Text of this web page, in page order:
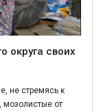
округа своих
не стремясь к
мозолистые от